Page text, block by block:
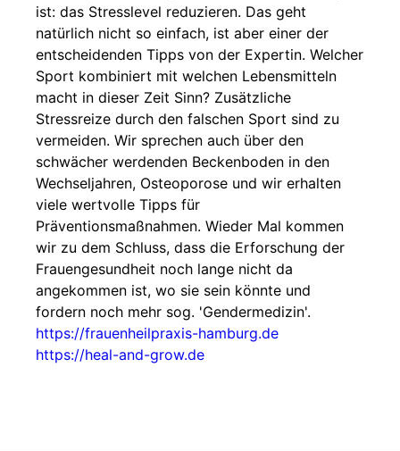
ist: das Stresslevel reduzieren. Das geht
natürlich nicht so einfach, ist aber einer der
entscheidenden Tipps von der Expertin. Welcher
Sport kombiniert mit welchen Lebensmitteln
macht in dieser Zeit Sinn? Zusätzliche
Stressreize durch den falschen Sport sind zu
vermeiden. Wir sprechen auch über den
schwächer werdenden Beckenboden in den
Wechseljahren, Osteoporose und wir erhalten
viele wertvolle Tipps für
Präventionsmaßnahmen. Wieder Mal kommen
wir zu dem Schluss, dass die Erforschung der
Frauengesundheit noch lange nicht da
angekommen ist, wo sie sein könnte und
fordern noch mehr sog. 'Gendermedizin'.
https://frauenheilpraxis-hamburg.de
https://heal-and-grow.de